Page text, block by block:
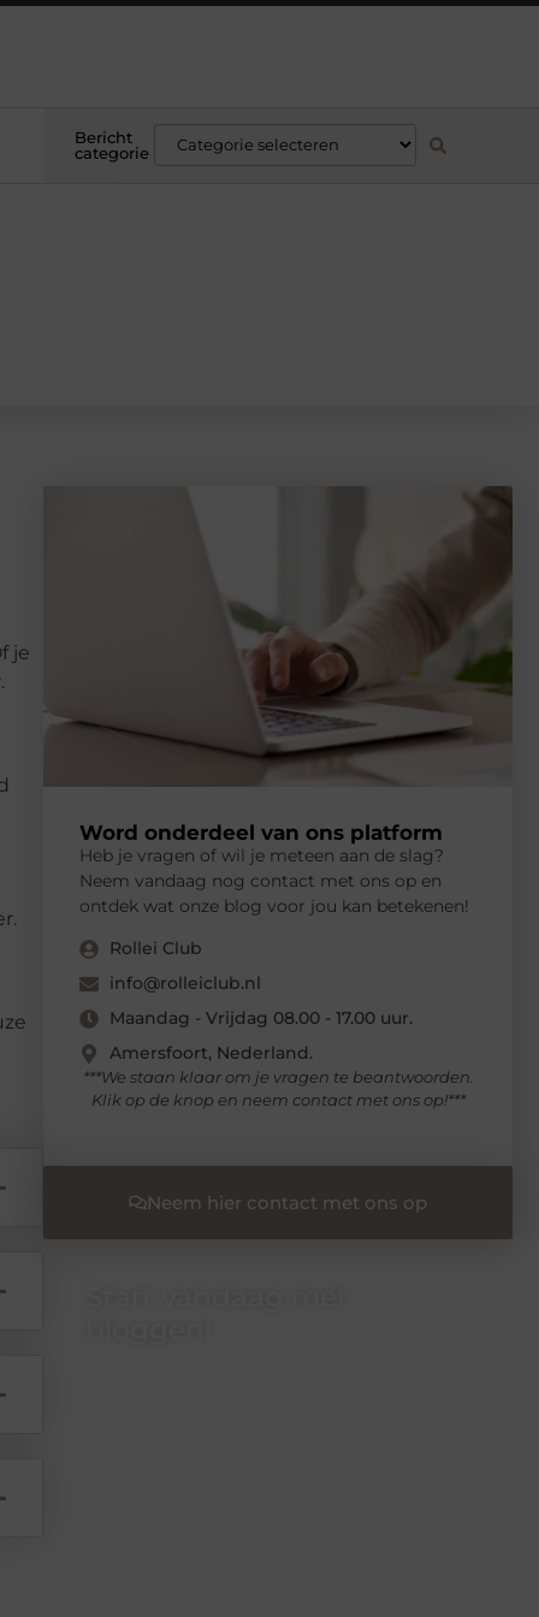
Bericht
categorie
je
Word onderdeel van ons platform
Heb je vragen of wil je meteen aan de slag?
Neem vandaag nog contact met ons op en
ontdek wat onze blog voor jou kan betekenen!
Rollei Club
info@rolleiclub.nl
Maandag - Vrijdag 08.00 - 17.00 uur.
Amersfoort, Nederland.
***We staan klaar om je vragen te beantwoorden.
Klik op de knop en neem contact met ons op!***
Neem hier contact met ons op